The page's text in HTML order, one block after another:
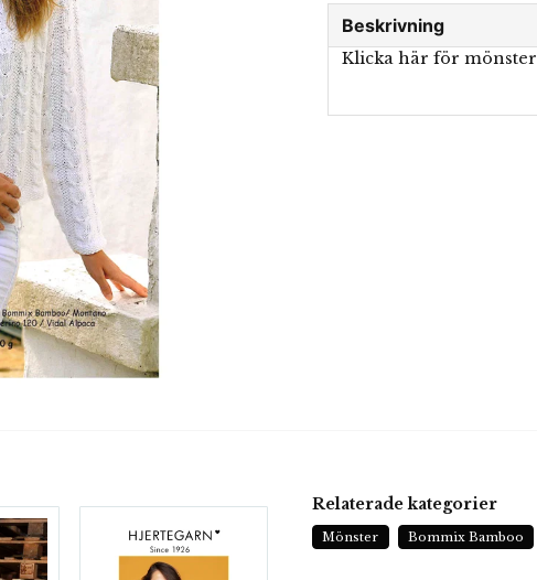
Beskrivning
Klicka här för mönster
Relaterade kategorier
Mönster Bommix Bamboo